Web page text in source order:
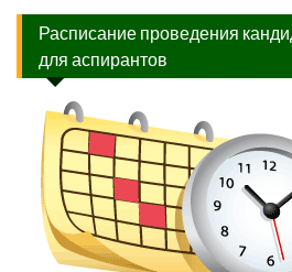
Расписание проведения
для аспирантов